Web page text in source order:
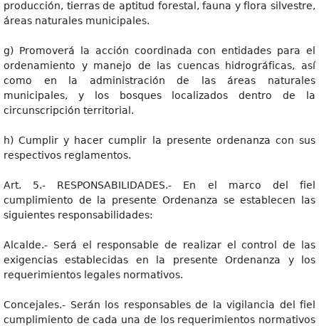
producción, tierras de aptitud forestal, fauna y flora silvestre,
áreas naturales municipales.
g) Promoverá la acción coordinada con entidades para el
ordenamiento y manejo de las cuencas hidrográficas, así
como en la administración de las áreas naturales
municipales, y los bosques localizados dentro de la
circunscripción territorial.
h) Cumplir y hacer cumplir la presente ordenanza con sus
respectivos reglamentos.
Art. 5.- RESPONSABILIDADES.- En el marco del fiel
cumplimiento de la presente Ordenanza se establecen las
siguientes responsabilidades:
Alcalde.- Será el responsable de realizar el control de las
exigencias establecidas en la presente Ordenanza y los
requerimientos legales normativos.
Concejales.- Serán los responsables de la vigilancia del fiel
cumplimiento de cada una de los requerimientos normativos